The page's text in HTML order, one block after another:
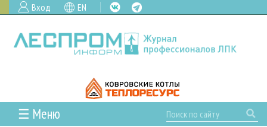
Вход EN
☰ Меню